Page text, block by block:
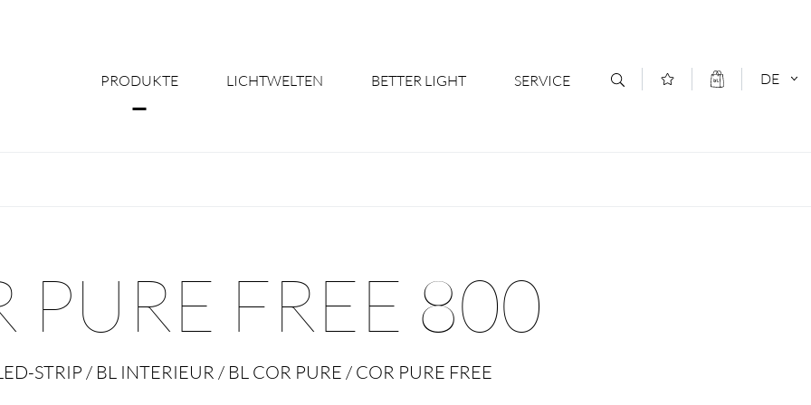
PRODUKTE LICHTWELTEN BETTER LIGHT
Licht nach Maß - Ihr Mehrwert
SERVICE
Downloads & Formulare
DE
PURE FREE 800
STRIP / BL INTERIEUR / BL COR PURE / COR PURE FREE